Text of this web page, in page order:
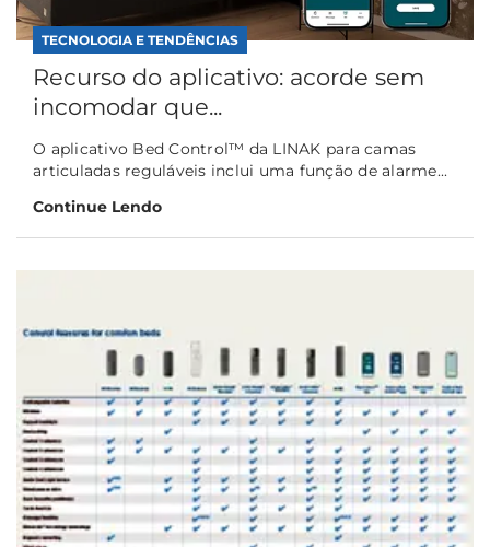
TECNOLOGIA E TENDÊNCIAS
Recurso do aplicativo: acorde sem
incomodar que...
O aplicativo Bed Control™ da LINAK para camas
articuladas reguláveis inclui uma função de alarme...
Continue Lendo